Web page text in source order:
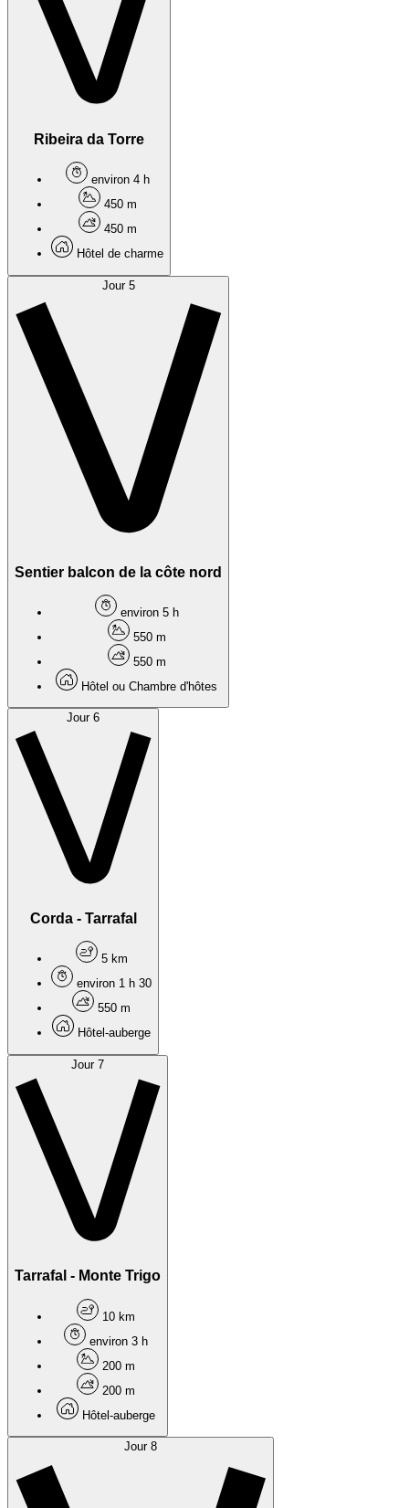
Ribeira da Torre
environ 4 h
450 m
450 m
Hôtel de charme
Jour 5
Sentier balcon de la côte nord
environ 5 h
550 m
550 m
Hôtel ou Chambre d'hôtes
Jour 6
Corda - Tarrafal
5 km
environ 1 h 30
550 m
Hôtel-auberge
Jour 7
Tarrafal - Monte Trigo
10 km
environ 3 h
200 m
200 m
Hôtel-auberge
Jour 8